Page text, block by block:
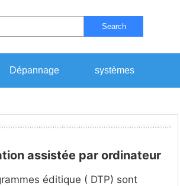
Search
Dépannage systèmes
assistée par ordinateur
éditique ( DTP) sont